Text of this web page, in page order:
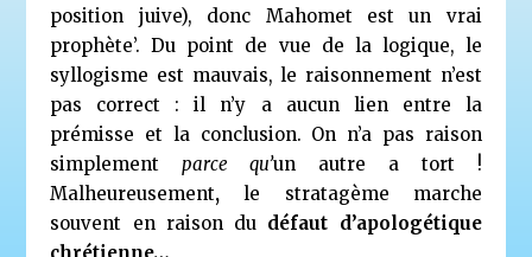
position juive), donc Mahomet est un vrai
prophète’. Du point de vue de la logique, le
syllogisme est mauvais, le raisonnement n’est
pas correct : il n’y a aucun lien entre la
prémisse et la conclusion. On n’a pas raison
simplementparce qu’un autre a tort !
Malheureusement,le stratagème marche
souvent en raison du défaut d’apologétique